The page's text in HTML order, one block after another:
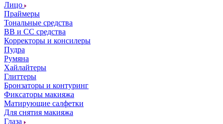
Лицо
Праймеры
Тональные средства
ВВ и СС средства
Корректоры и консилеры
Пудра
Румяна
Хайлайтеры
Глиттеры
Бронзаторы и контуринг
Фиксаторы макияжа
Матирующие салфетки
Для снятия макияжа
Глаза